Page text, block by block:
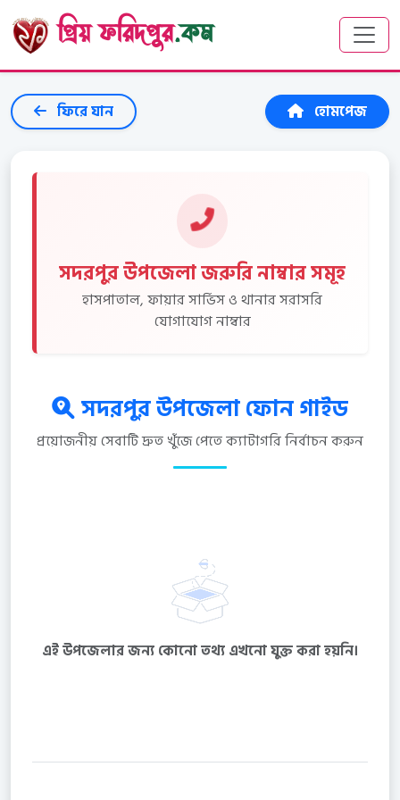
প্রিয় ফরিদপুর.কম
ফিরে যান হোমপেজ
সদরপুর উপজেলা জরুরি নাম্বার সমূহ
হাসপাতাল, ফায়ার সার্ভিস ও থানার সরাসরি
যোগাযোগ নাম্বার
সদরপুর উপজেলা ফোন গাইড
প্রয়োজনীয় সেবাটি দ্রুত খুঁজে পেতে ক্যাটাগরি নির্বাচন করুন
এই উপজেলার জন্য কোনো তথ্য এখনো যুক্ত করা হয়নি।